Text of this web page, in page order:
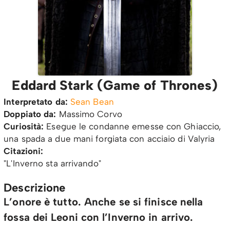
Eddard Stark (Game of Thrones)
Interpretato da: Sean Bean
Doppiato da: Massimo Corvo
Curiosità: Esegue le condanne emesse con Ghiaccio,
una spada a due mani forgiata con acciaio di Valyria
Citazioni:
"L'Inverno sta arrivando"
Descrizione
L’onore è tutto. Anche se si finisce nella
fossa dei Leoni con l’Inverno in arrivo.